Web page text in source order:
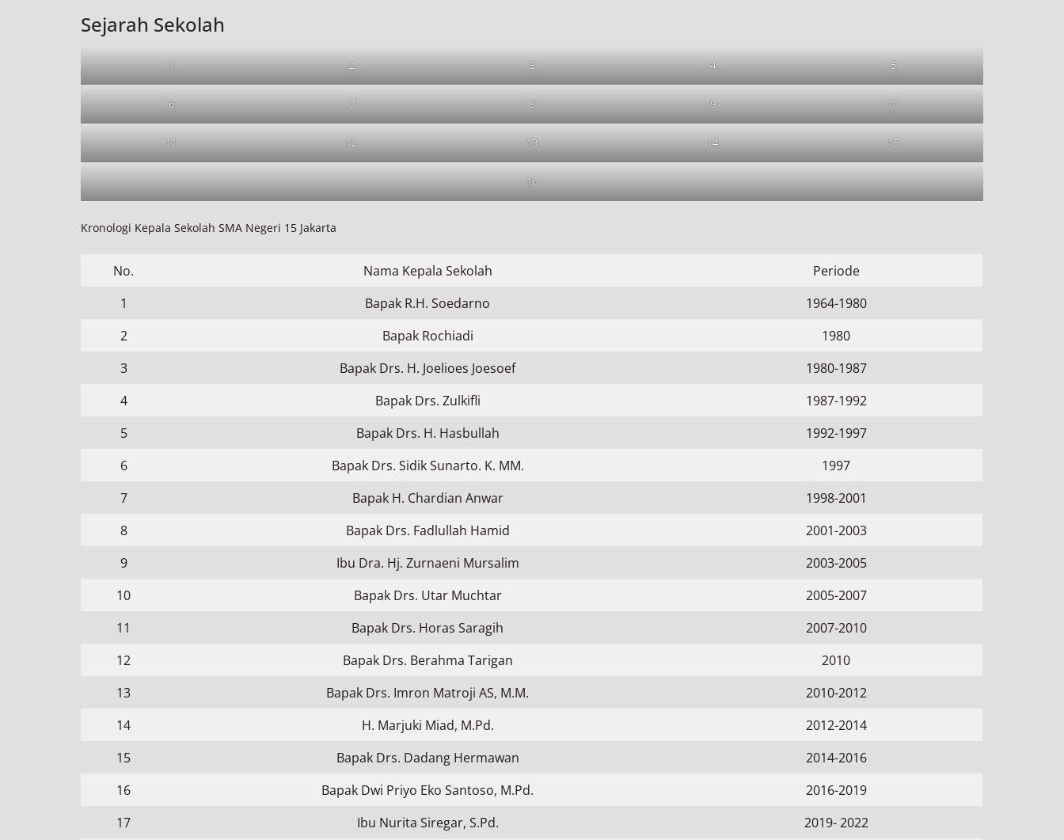
Sejarah Sekolah
1 2 3 4 5
6 7 8 9 10
11 12 13 14 15
16
Kronologi Kepala Sekolah SMA Negeri 15 Jakarta
No. Nama Kepala Sekolah
Periode
1
Bapak R.H. Soedarno
1964-1980
2
Bapak Rochiadi
1980
3
Bapak Drs. H. Joelioes Joesoef
1980-1987
4
Bapak Drs. Zulkifli
1987-1992
5
Bapak Drs. H. Hasbullah
1992-1997
6
Bapak Drs. Sidik Sunarto. K. MM.
1997
7
Bapak H. Chardian Anwar
1998-2001
8
Bapak Drs. Fadlullah Hamid
2001-2003
9
Ibu Dra. Hj. Zurnaeni Mursalim
2003-2005
10
Bapak Drs. Utar Muchtar
2005-2007
11
Bapak Drs. Horas Saragih
2007-2010
12
Bapak Drs. Berahma Tarigan
2010
13
Bapak Drs. Imron Matroji AS, M.M.
2010-2012
14
H. Marjuki Miad, M.Pd.
2012-2014
15
Bapak Drs. Dadang Hermawan
2014-2016
16
Bapak Dwi Priyo Eko Santoso, M.Pd.
2016-2019
17
Ibu Nurita Siregar, S.Pd.
2019- 2022